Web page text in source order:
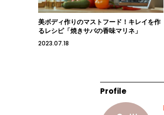
美ボディ作りのマストフード！キレイを作
るレシピ「焼きサバの香味マリネ」
2023.07.18
Profile